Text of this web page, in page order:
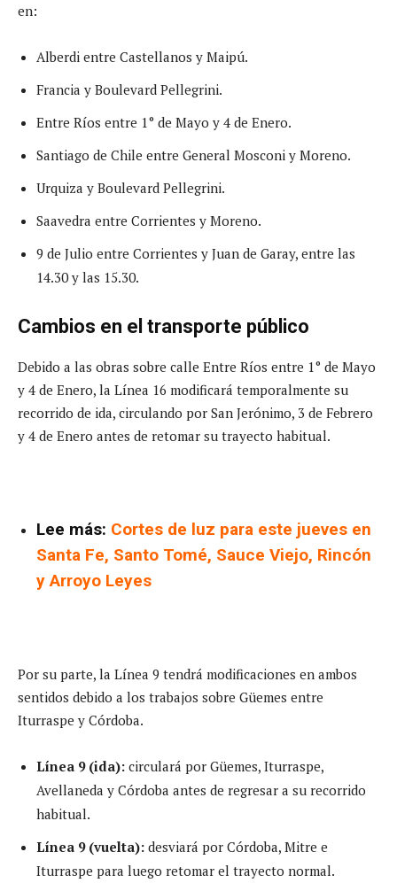
en:
Alberdi entre Castellanos y Maipú.
Francia y Boulevard Pellegrini.
Entre Ríos entre 1° de Mayo y 4 de Enero.
Santiago de Chile entre General Mosconi y Moreno.
Urquiza y Boulevard Pellegrini.
Saavedra entre Corrientes y Moreno.
9 de Julio entre Corrientes y Juan de Garay, entre las
14.30 y las 15.30.
Cambios en el transporte público
Debido a las obras sobre calle Entre Ríos entre 1° de Mayo
y 4 de Enero, la Línea 16 modificará temporalmente su
recorrido de ida, circulando por San Jerónimo, 3 de Febrero
y 4 de Enero antes de retomar su trayecto habitual.
Lee más: Cortes de luz para este jueves en
Santa Fe, Santo Tomé, Sauce Viejo, Rincón
y Arroyo Leyes
Por su parte, la Línea 9 tendrá modificaciones en ambos
sentidos debido a los trabajos sobre Güemes entre
Iturraspe y Córdoba.
Línea 9 (ida): circulará por Güemes, Iturraspe,
Avellaneda y Córdoba antes de regresar a su recorrido
habitual.
Línea 9 (vuelta): desviará por Córdoba, Mitre e
Iturraspe para luego retomar el trayecto normal.